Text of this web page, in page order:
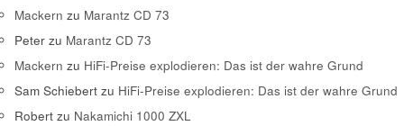
Mackern zu Marantz CD 73
Peter zu Marantz CD 73
Mackern zu HiFi-Preise explodieren: Das ist der wahre Grund
Sam Schiebert zu HiFi-Preise explodieren: Das ist der wahre Grund
Robert zu Nakamichi 1000 ZXL